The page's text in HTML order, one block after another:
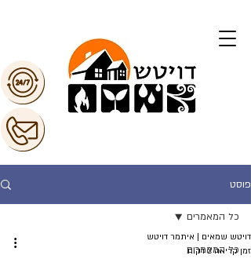
פוסט
כל המאמרים
כל המאמרים
דויטש שמאים | איתמר דויטש
זמן קריאה 2 דקות